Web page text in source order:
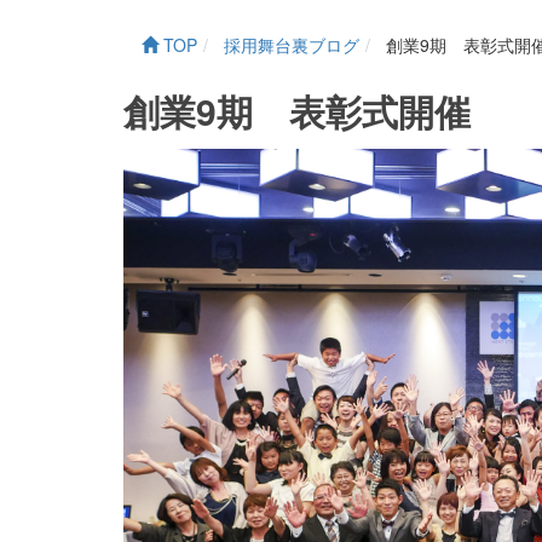
TOP 採用舞台裏ブログ 創業9期 表彰式開
創業9期 表彰式開催